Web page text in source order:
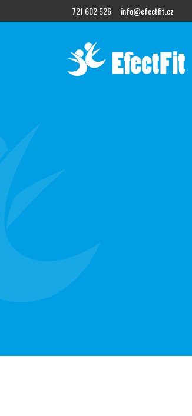
721 602 526 info@efectfit.cz